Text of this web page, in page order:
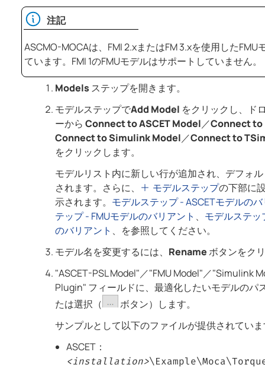
注記
ASCMO-MOCAは、FMI 2.xまたはFM 3.xを使用したFMU
ています。FMI 1のFMUモデルはサポートしていません。
Models ステップを開きます。
モデルステップでAdd Model をクリックし、ド
ーから Connect to ASCET Model／Connect to
Connect to Simulink Model／Connect to
をクリックします。
モデルリスト内に新しい行が追加され、デフォ
されます。さらに、
モデルステップの下部に
示されます。 モデルステップ - ASCETモデルの
テップ - FMUモデルのバリアント 、 モデルステ
のバリアント 、を参照してください。
モデル名を変更するには、 Renameボタンをク
"ASCET-PSL Model"／"FMU Model"／"Simulink
Plugin" フィールドに、最適化したいモデルのパ
たは選択（
ボタン）します。
サンプルとして以下のファイルが提供されてい
ASCET：
<installation>